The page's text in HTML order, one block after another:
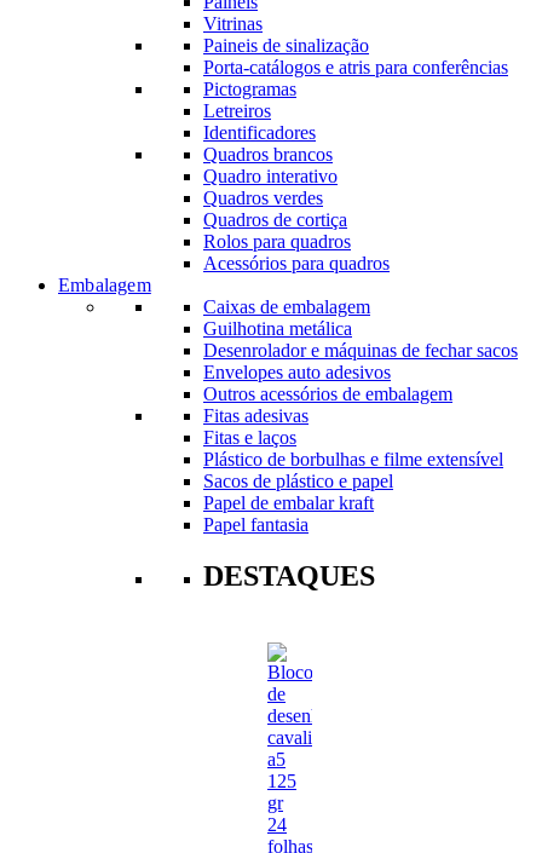
Vitrinas
Paineis de sinalização
Porta-catálogos e atris para conferências
Pictogramas
Letreiros
Identificadores
Quadros brancos
Quadro interativo
Quadros verdes
Quadros de cortiça
Rolos para quadros
Acessórios para quadros
Embalagem
Caixas de embalagem
Guilhotina metálica
Desenrolador e máquinas de fechar sacos
Envelopes auto adesivos
Outros acessórios de embalagem
Fitas adesivas
Fitas e laços
Plástico de borbulhas e filme extensível
Sacos de plástico e papel
Papel de embalar kraft
Papel fantasia
DESTAQUES